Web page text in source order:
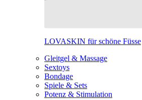
LOVASKIN für schöne Füsse
Gleitgel & Massage
Sextoys
Bondage
Spiele & Sets
Potenz & Stimulation